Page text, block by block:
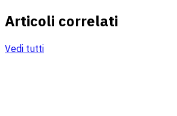
Articoli correlati
Vedi tutti